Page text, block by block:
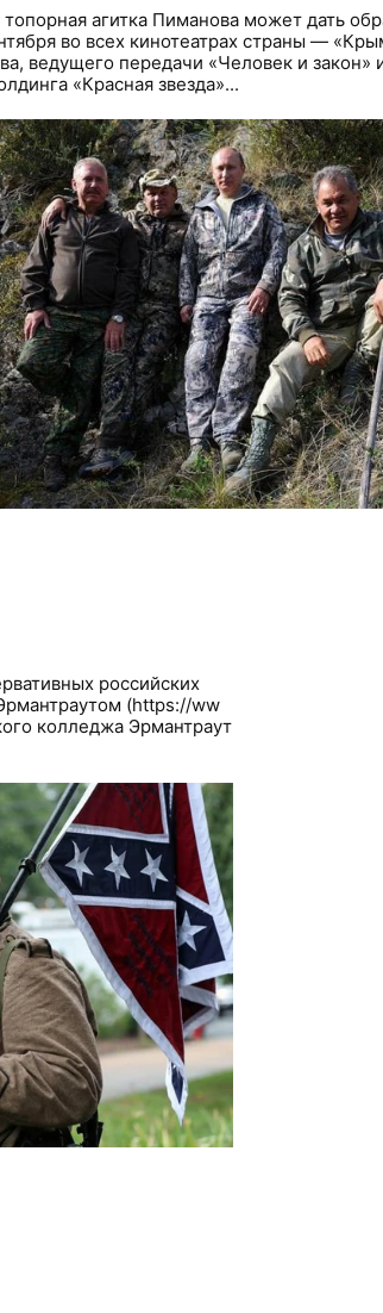
агитка Пиманова может дать
во всех кинотеатрах страны —
ведущего передачи «Человек и закон»
«Красная звезда»...
российских
(https://ww
колледжа Эрмантраут